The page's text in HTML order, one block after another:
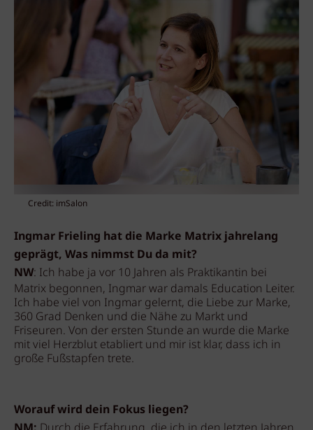
Credit: imSalon
Ingmar Frieling hat die Marke Matrix jahrelang
geprägt, Was nimmst Du da mit?
NW: Ich habe ja vor 10 Jahren als Praktikantin bei
Matrix begonnen, Ingmar war damals Education Leiter.
Ich habe viel von Ingmar gelernt, die Liebe zur Marke,
360 Grad Denken und die Nähe zu Markt und
Friseuren. Von der ersten Stunde an wurde die Marke
mit viel Herzblut etabliert und mir ist klar, dass ich in
große Fußstapfen trete.
Worauf wird dein Fokus liegen?